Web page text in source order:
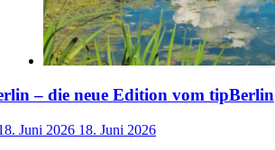
– die neue Edition vom tipBerlin
Juni 2026 18. Juni 2026